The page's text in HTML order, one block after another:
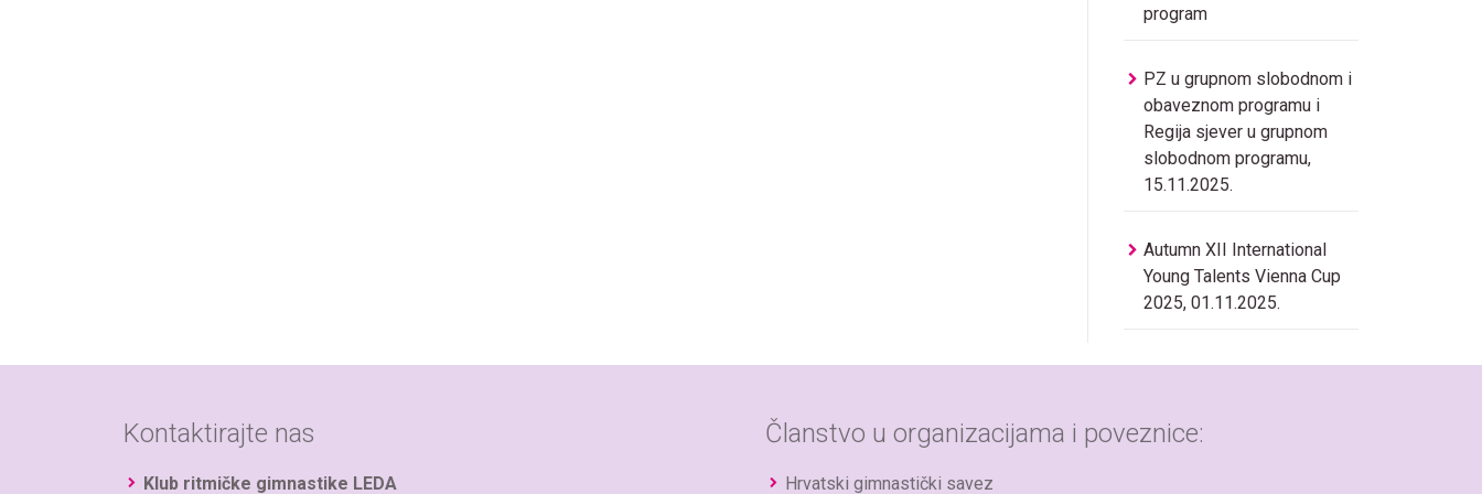
program
PZ u grupnom slobodnom i
obaveznom programu i
Regija sjever u grupnom
slobodnom programu,
15.11.2025.
Autumn XII International
Young Talents Vienna Cup
2025, 01.11.2025.
Kontaktirajte nas
Klub ritmičke gimnastike LEDA
Članstvo u organizacijama i poveznice:
Hrvatski gimnastički savez